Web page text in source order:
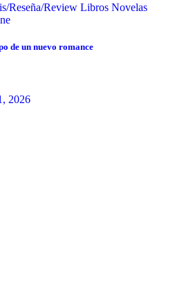
Reseña/Review Libros Novelas
de un nuevo romance
2026